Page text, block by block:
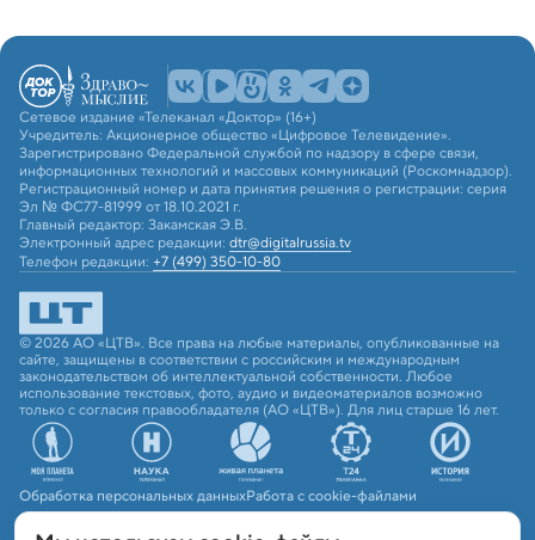
Сетевое издание «Телеканал «Доктор» (16+)
Учредитель: Акционерное общество «Цифровое Телевидение».
Зарегистрировано Федеральной службой по надзору в сфере связи,
информационных технологий и массовых коммуникаций (Роскомнадзор).
Регистрационный номер и дата принятия решения о регистрации: серия
Эл № ФС77-81999 от 18.10.2021 г.
Главный редактор: Закамская Э.В.
Электронный адрес редакции: dtr@digitalrussia.tv
Телефон редакции: +7 (499) 350-10-80
© 2026 АО «ЦТВ». Все права на любые материалы, опубликованные на
сайте, защищены в соответствии с российским и международным
законодательством об интеллектуальной собственности. Любое
использование текстовых, фото, аудио и видеоматериалов возможно
только с согласия правообладателя (АО «ЦТВ»). Для лиц старше 16 лет.
Обработка персональных данныхРабота с cookie-файлами